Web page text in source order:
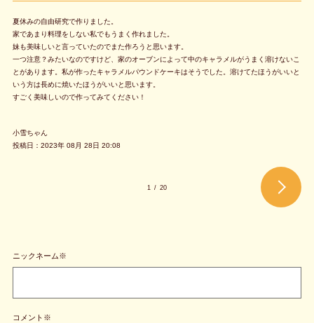
夏休みの自由研究で作りました。
家であまり料理をしない私でもうまく作れました。
妹も美味しいと言っていたのでまた作ろうと思います。
一つ注意？みたいなのですけど、家のオーブンによって中のキャラメルがうまく溶けないこ
とがあります。私が作ったキャラメルパウンドケーキはそうでした。溶けてたほうがいいと
いう方は長めに焼いたほうがいいと思います。
すごく美味しいので作ってみてください！
小雪ちゃん
投稿日：2023年 08月 28日 20:08
1 / 20
ニックネーム※
コメント※